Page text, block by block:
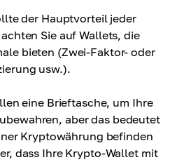
der Hauptvorteil jeder
Sie auf Wallets, die
bieten (Zwei-Faktor- oder
usw.).
eine Brieftasche, um Ihre
aber das bedeutet
Kryptowährung befinden
dass Ihre Krypto-Wallet mit